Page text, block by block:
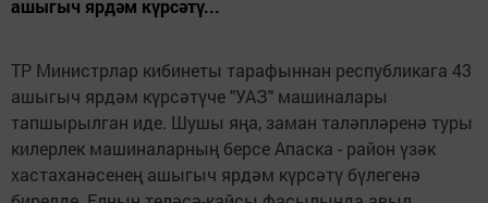
ашыгыч ярдәм күрсәтү...
ТР Министрлар кибинеты тарафыннан республикага 43
ашыгыч ярдәм күрсәтүче "УАЗ" машиналары
тапшырылган иде. Шушы яңа, заман таләпләренә туры
килерлек машиналарның берсе Апаска - район үзәк
хастаханәсенең ашыгыч ярдәм күрсәтү бүлегенә